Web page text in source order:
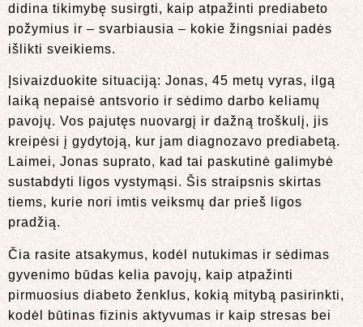
didina tikimybę susirgti, kaip atpažinti prediabeto
požymius ir – svarbiausia – kokie žingsniai padės
išlikti sveikiems.
Įsivaizduokite situaciją: Jonas, 45 metų vyras, ilgą
laiką nepaisė antsvorio ir sėdimo darbo keliamų
pavojų. Vos pajutęs nuovargį ir dažną troškulį, jis
kreipėsi į gydytoją, kur jam diagnozavo prediabetą.
Laimei, Jonas suprato, kad tai paskutinė galimybė
sustabdyti ligos vystymąsi. Šis straipsnis skirtas
tiems, kurie nori imtis veiksmų dar prieš ligos
pradžią.
Čia rasite atsakymus, kodėl nutukimas ir sėdimas
gyvenimo būdas kelia pavojų, kaip atpažinti
pirmuosius diabeto ženklus, kokią mitybą pasirinkti,
kodėl būtinas fizinis aktyvumas ir kaip stresas bei